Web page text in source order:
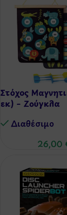
Στόχος
εκ) – Ζούγκλα
Διαθέσιμo
26,00